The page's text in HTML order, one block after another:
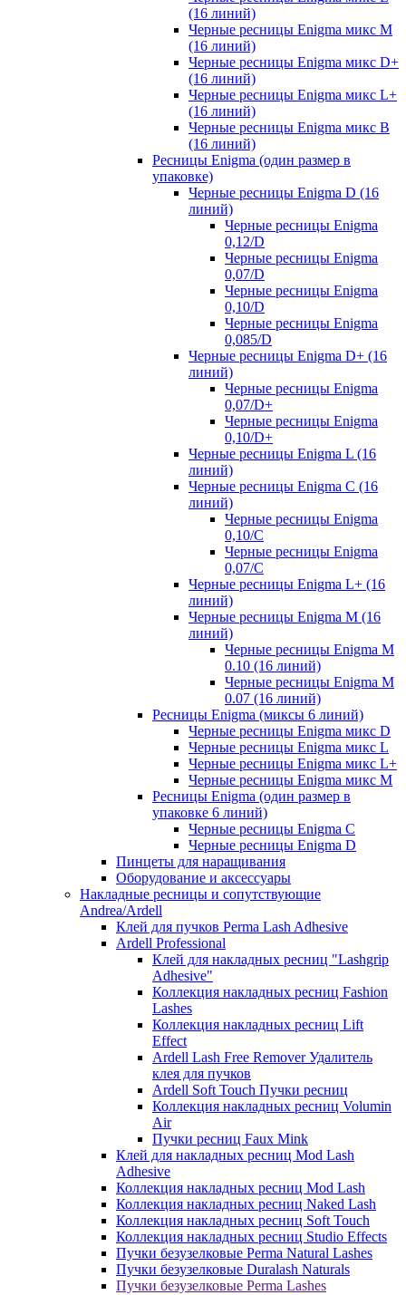
(16 линий)
Черные ресницы Enigma микс M
(16 линий)
Черные ресницы Enigma микс D+
(16 линий)
Черные ресницы Enigma микс L+
(16 линий)
Черные ресницы Enigma микс В
(16 линий)
Ресницы Enigma (один размер в
упаковке)
Черные ресницы Enigma D (16
линий)
Черные ресницы Enigma
0,12/D
Черные ресницы Enigma
0,07/D
Черные ресницы Enigma
0,10/D
Черные ресницы Enigma
0,085/D
Черные ресницы Enigma D+ (16
линий)
Черные ресницы Enigma
0,07/D+
Черные ресницы Enigma
0,10/D+
Черные ресницы Enigma L (16
линий)
Черные ресницы Enigma C (16
линий)
Черные ресницы Enigma
0,10/C
Черные ресницы Enigma
0,07/С
Черные ресницы Enigma L+ (16
линий)
Черные ресницы Enigma M (16
линий)
Черные ресницы Enigma M
0.10 (16 линий)
Черные ресницы Enigma M
0.07 (16 линий)
Ресницы Enigma (миксы 6 линий)
Черные ресницы Enigma микс D
Черные ресницы Enigma микс L
Черные ресницы Enigma микс L+
Черные ресницы Enigma микс M
Ресницы Enigma (один размер в
упаковке 6 линий)
Черные ресницы Enigma C
Черные ресницы Enigma D
Пинцеты для наращивания
Оборудование и аксессуары
Накладные ресницы и сопутствующие
Andrea/Ardell
Клей для пучков Perma Lash Adhesive
Ardell Professional
Клей для накладных ресниц "Lashgrip
Adhesive"
Коллекция накладных ресниц Fashion
Lashes
Коллекция накладных ресниц Lift
Effect
Ardell Lash Free Remover Удалитель
клея для пучков
Ardell Soft Touch Пучки ресниц
Коллекция накладных ресниц Volumin
Air
Пучки ресниц Faux Mink
Клей для накладных ресниц Mod Lash
Adhesive
Коллекция накладных ресниц Mod Lash
Коллекция накладных ресниц Naked Lash
Коллекция накладных ресниц Soft Touch
Коллекция накладных ресниц Studio Effects
Пучки безузелковые Perma Natural Lashes
Пучки безузелковые Duralash Naturals
Пучки безузелковые Perma Lashes